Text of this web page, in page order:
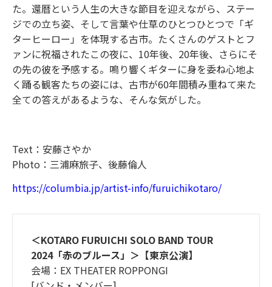
た。還暦という人生の大きな節目を迎えながら、ステー
ジでの立ち姿、そして言葉や仕草のひとつひとつで「ギ
ターヒーロー」を体現する古市。たくさんのゲストとフ
ァンに祝福されたこの夜に、10年後、20年後、さらにそ
の先の彼を予感する。鳴り響くギターに身を委ね心地よ
く踊る観客たちの姿には、古市が60年間積み重ねて来た
全ての答えがあるような、そんな気がした。
Text：安藤さやか
Photo：三浦麻旅子、後藤倫人
https://columbia.jp/artist-info/furuichikotaro/
＜KOTARO FURUICHI SOLO BAND TOUR
2024「赤のブルース」＞【東京公演】
会場：EX THEATER ROPPONGI